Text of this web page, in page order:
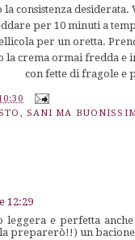
consistenza desiderata.
per 10 minuti a
per un oretta.
la crema ormai fredda e
con fette di fragole e
SANI MA
12:29
leggera e perfetta
preparerò!!) un bacione